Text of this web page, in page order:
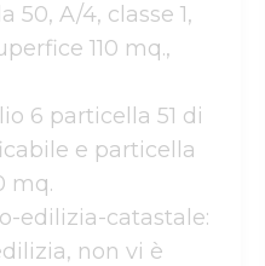
50, A/4, classe 1,
110 mq.,
6 particella 51 di
e particella
mq.
edilizia-catastale:
non vi è